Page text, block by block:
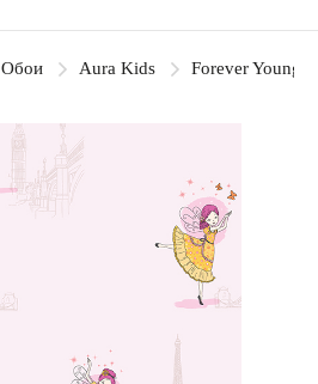
Обои Aura Kids Forever Young